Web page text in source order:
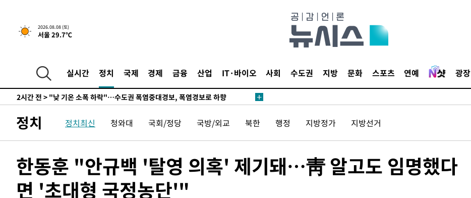
2026.08.08 (토)
서울 29.7℃
실시간 정치 국제 경제 금융 산업 IT·바이오 사회 수도권 지방 문화 스포츠 연예 광장
후임
-9490초 전 >이강인, 폭염 속 AT마드리드 첫 훈련…80명 식사 대접까지(종합)
-6629초 전 >미 사업체 일자리, 7월에 2.3만개 순감하고 그 전 2개월 10.3만개 하
-1940초 전 >
[속보]이 대통령 "부동산 공급 기존 사고방식 매달리지 말고 과감히
-1025초 전 >
드는 임시"
2시간 전 > "낮 기온 소폭 하락"…수도권 폭염중대경보, 폭염경보로 하향
2시간 전 >
[단독]중수청 지원 검사들, 정원 초과 시 낮은 계급 임용…희망지 못 갈
2시간 전 >낮 최고 37도 찜통더위…곳곳 소나기·강원 많은 비[내일날씨]
3시간 전 >여자배구 이재영·이다영 자매, 아제르바이잔 투란VC 입단
4시간 전 >외국인 심판 성 접대 7경기 들여다보니…한국 축구 '5승 2무'
4시간 전 >[속보]코스닥, 2.86포인트(0.36%) 내린 798.81마감
정치 정치최신 청와대 국회/정당 국방/외교 북한 행정 지방정가 지방선거
한동훈 "안규백 '탈영 의혹' 제기돼…靑 알고도 임명했다
면 '초대형 국정농단'"